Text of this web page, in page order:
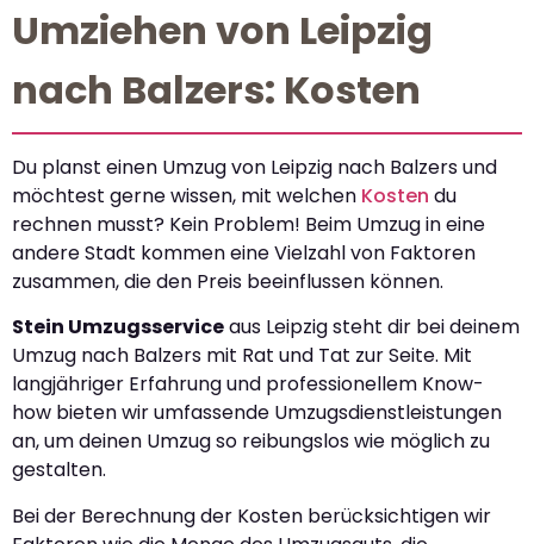
Umziehen von Leipzig
nach Balzers: Kosten
Du planst einen Umzug von Leipzig nach Balzers und
möchtest gerne wissen, mit welchen Kosten du
rechnen musst? Kein Problem! Beim Umzug in eine
andere Stadt kommen eine Vielzahl von Faktoren
zusammen, die den Preis beeinflussen können.
Stein Umzugsserviceaus Leipzig steht dir bei deinem
Umzug nach Balzers mit Rat und Tat zur Seite. Mit
langjähriger Erfahrung und professionellem Know-
how bieten wir umfassende Umzugsdienstleistungen
an, um deinen Umzug so reibungslos wie möglich zu
gestalten.
Bei der Berechnung der Kosten berücksichtigen wir